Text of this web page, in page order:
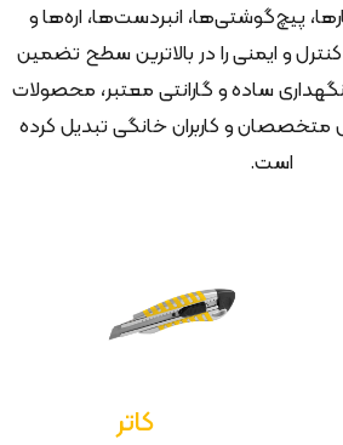
پیچ‌گوشتی‌ها، انبردست‌ها، اره‌ها و
و ایمنی را در بالاترین سطح تضمین
ساده و گارانتی معتبر، محصولات
متخصصان و کاربران خانگی تبدیل کرده
است.
کاتر